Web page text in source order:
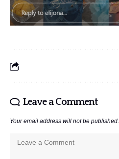
Leave a Comment
Your email address will not be published.